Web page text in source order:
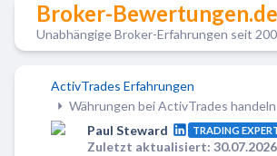
Broker-Bewertungen.de
Unabhängige Broker-Erfahrungen seit
ActivTrades Erfahrungen
Währungen bei ActivTrades handeln
Paul Steward
TRADING
Zuletzt aktualisiert: 30.07.2026